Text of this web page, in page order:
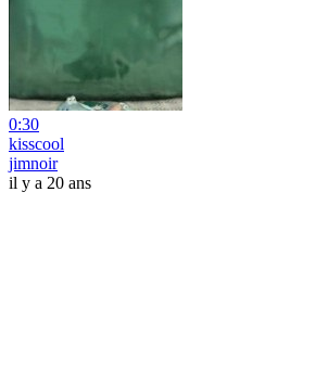
0:30
kisscool
jimnoir
il y a 20 ans